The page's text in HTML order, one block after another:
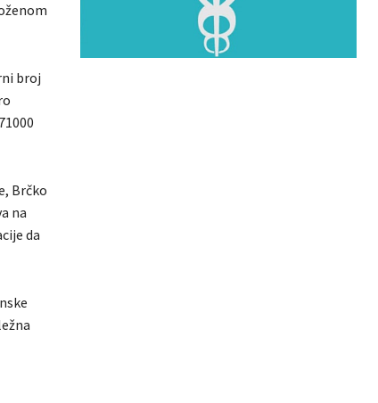
broj
Brčko
na
da